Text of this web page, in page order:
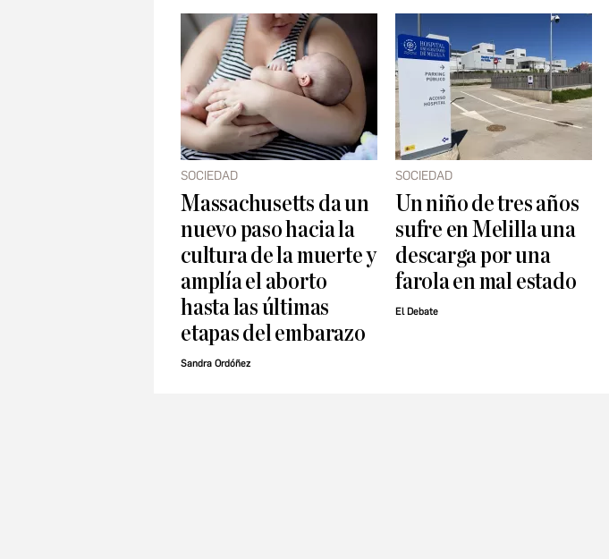
SOCIEDAD
Massachusetts da un
nuevo paso hacia la
cultura de la muerte y
amplía el aborto
hasta las últimas
etapas del embarazo
Sandra Ordóñez
SOCIEDAD
Un niño de tres años
sufre en Melilla una
descarga por una
farola en mal estado
El Debate